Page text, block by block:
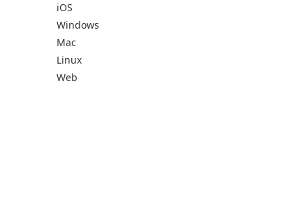
iOS
Windows
Mac
Linux
Web